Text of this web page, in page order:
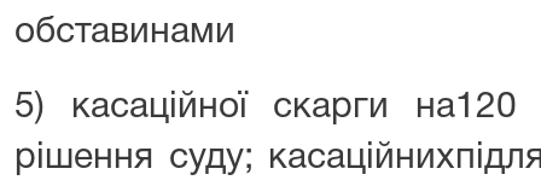
обставинами
5) касаційної скарги на
рішення суду; касаційних
120